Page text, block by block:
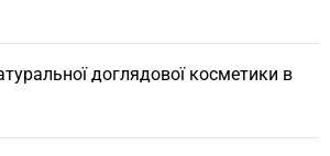
доглядової косметики в